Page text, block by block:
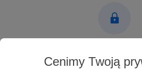
Cenimy Twoją
Aby zobaczyć ten materiał